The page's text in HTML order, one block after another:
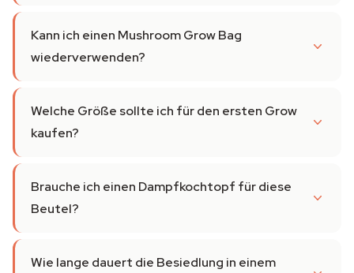
Kann ich einen Mushroom Grow Bag
wiederverwenden?
Welche Größe sollte ich für den ersten Grow
kaufen?
Brauche ich einen Dampfkochtopf für diese
Beutel?
Wie lange dauert die Besiedlung in einem